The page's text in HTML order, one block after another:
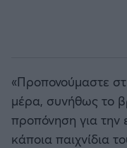
«Προπονούμαστε
μέρα, συνήθως το
προπόνηση για την
κάποια παιχνίδια